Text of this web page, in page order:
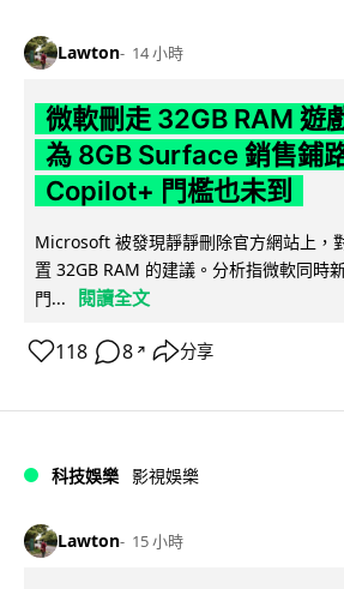
Lawton 14 小時
微軟刪走 32GB RAM 遊
為 8GB Surface 銷售鋪
Copilot+ 門檻也未到
Microsoft 被發現靜靜刪除官方網站上，
置 32GB RAM 的建議。分析指微軟同時
門...
閱讀全文
118 8 ↗ 分享
科技娛樂 影視娛樂
Lawton 15 小時